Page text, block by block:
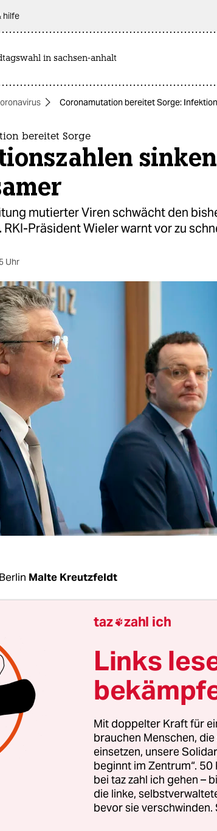
hilfe
in sachsen-anhalt
Coronamutation bereitet Sorge:
bereitet Sorge
sinken
mutierter Viren schwächt den
RKI-Präsident Wieler warnt vor zu
Uhr
Malte Kreutzfeldt
Blick auf die aktuellen
meist erfreulich, denn sie gingen
fast 26.000 Fällen pro Tag zu
Anfang dieser Woche um mehr als
Tagen ist es damit vorbei: In
vier Tage lang, am Freitag gab es
dieser war deutlich geringer als
dürfte zum Teil daran liegen,
Extremwettersweniger getestet
wurden, sodass die Werte in
taz zahl ich
Links
Mit doppelter Kraft für
brauchen Menschen,
einsetzen, unsere
beginnt im Zentrum“.
bei taz zahl ich gehen –
die linke,
bevor sie verschwinden.